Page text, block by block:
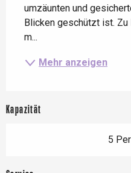
umzäunten und
Blicken geschützt ist. Zu
m...
Mehr anzeigen
Kapazität
5